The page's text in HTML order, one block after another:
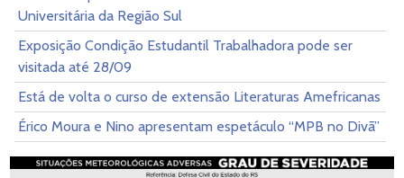
Universitária da Região Sul
Exposição Condição Estudantil Trabalhadora pode ser
visitada até 28/09
Está de volta o curso de extensão Literaturas Amefricanas
Érico Moura e Nino apresentam espetáculo “MPB no Divã”